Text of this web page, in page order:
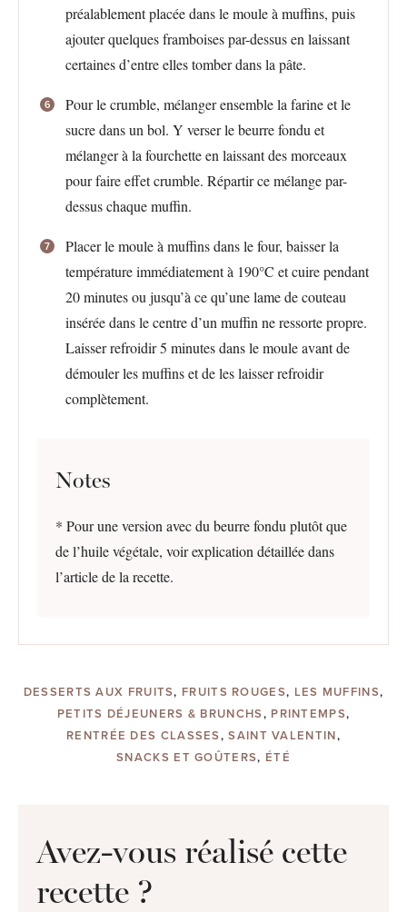
préalablement placée dans le moule à muffins, puis
ajouter quelques framboises par-dessus en laissant
certaines d’entre elles tomber dans la pâte.
Pour le crumble, mélanger ensemble la farine et le
sucre dans un bol. Y verser le beurre fondu et
mélanger à la fourchette en laissant des morceaux
pour faire effet crumble. Répartir ce mélange par-
dessus chaque muffin.
Placer le moule à muffins dans le four, baisser la
température immédiatement à 190°C et cuire pendant
20 minutes ou jusqu’à ce qu’une lame de couteau
insérée dans le centre d’un muffin ne ressorte propre.
Laisser refroidir 5 minutes dans le moule avant de
démouler les muffins et de les laisser refroidir
complètement.
Notes
* Pour une version avec du beurre fondu plutôt que
de l’huile végétale, voir explication détaillée dans
l’article de la recette.
DESSERTS AUX FRUITS, FRUITS ROUGES, LES MUFFINS,
PETITS DÉJEUNERS & BRUNCHS, PRINTEMPS,
RENTRÉE DES CLASSES,SAINT VALENTIN,
SNACKS ET GOÛTERS, ÉTÉ
Avez-vous réalisé cette
recette ?